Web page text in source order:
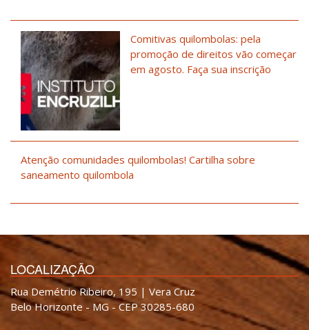
Comitivas quilombolas: pela
promoção de direitos vão começar
em agosto. Faça sua inscrição
Atenção comunidades quilombolas! Cartilha sobre
saneamento quilombola
LOCALIZAÇÃO
Rua Demétrio Ribeiro, 195 | Vera Cruz
Belo Horizonte - MG - CEP 30285-680